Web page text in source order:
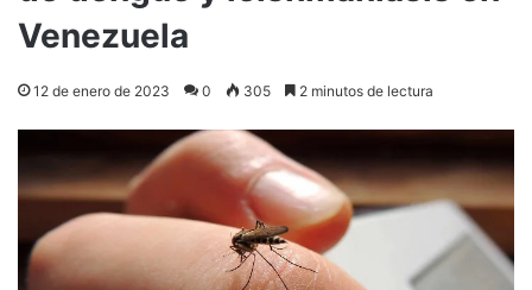
Venezuela
12 de enero de 2023 0 305 2 minutos de lectura